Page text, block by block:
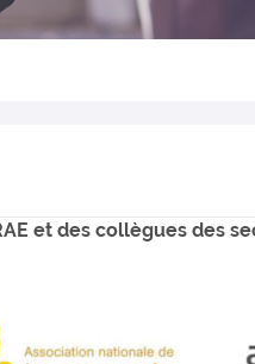
et des collègues des